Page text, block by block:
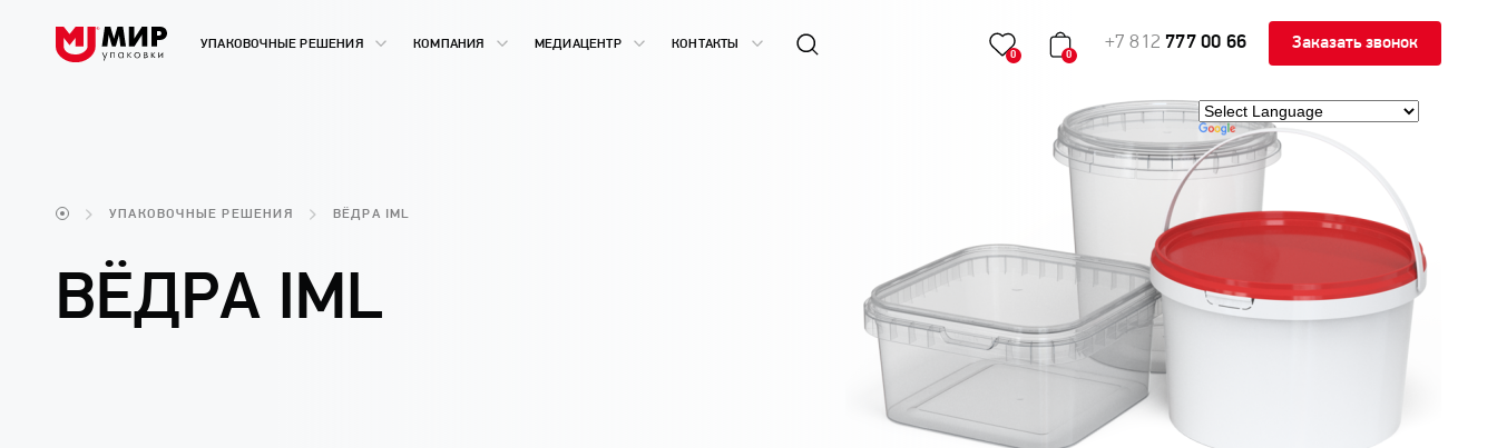
УПАКОВОЧНЫЕ РЕШЕНИЯ КОМПАНИЯ МЕДИАЦЕНТР КОНТАКТЫ
0 0
+7 812 777 00 66 Заказать звонок
УПАКОВОЧНЫЕ РЕШЕНИЯ ВЁДРА IML
ВЁДРА IML